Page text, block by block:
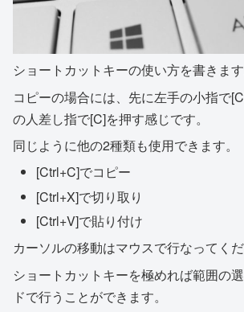
ショートカットキーの使い方を書きます
コピーの場合には、先に左手の小指で
の人差し指で[C]を押す感じです。
同じように他の2種類も使用できます。
[Ctrl+C]でコピー
[Ctrl+X]で切り取り
[Ctrl+V]で貼り付け
カーソルの移動はマウスで行なってくだ
ショートカットキーを極めれば範囲の
ドで行うことができます。